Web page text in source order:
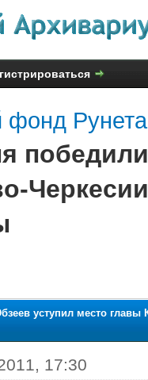
фонд Рунета
уступил место главы
17:30